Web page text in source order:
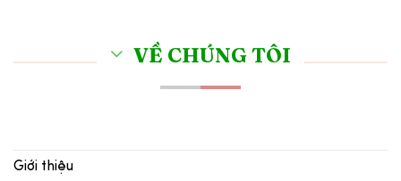
VỀ CHÚNG TÔI
Giới thiệu